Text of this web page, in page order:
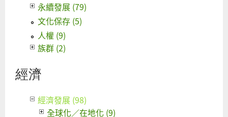
永續發展 (79)
文化保存 (5)
人權 (9)
族群 (2)
經濟
經濟發展 (98)
全球化／在地化 (9)